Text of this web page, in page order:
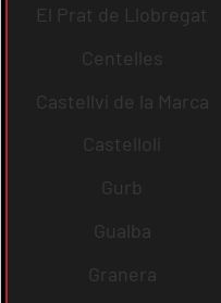
El Prat de Llobregat
Centelles
Castellví de la Marca
Castellolí
Gurb
Gualba
Granera